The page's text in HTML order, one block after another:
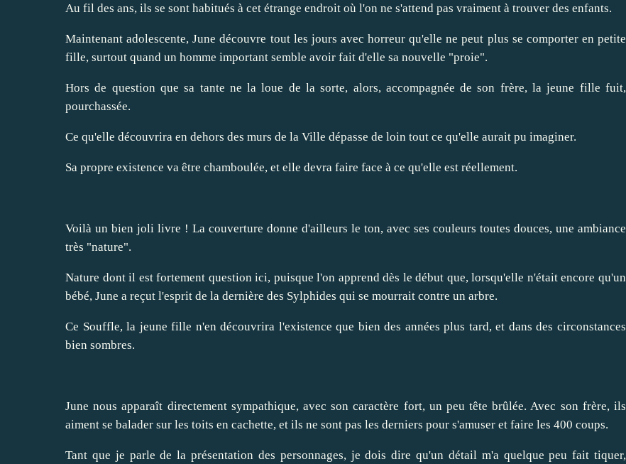
Au fil des ans, ils se sont habitués à cet étrange endroit où l'on ne s'attend pas vraiment à trouver des enfants.
Maintenant adolescente, June découvre tout les jours avec horreur qu'elle ne peut plus se comporter en petite
fille, surtout quand un homme important semble avoir fait d'elle sa nouvelle "proie".
Hors de question que sa tante ne la loue de la sorte, alors, accompagnée de son frère, la jeune fille fuit,
pourchassée.
Ce qu'elle découvrira en dehors des murs de la Ville dépasse de loin tout ce qu'elle aurait pu imaginer.
Sa propre existence va être chamboulée, et elle devra faire face à ce qu'elle est réellement.
Voilà un bien joli livre ! La couverture donne d'ailleurs le ton, avec ses couleurs toutes douces, une ambiance
très "nature".
Nature dont il est fortement question ici, puisque l'on apprend dès le début que, lorsqu'elle n'était encore qu'un
bébé, June a reçut l'esprit de la dernière des Sylphides qui se mourrait contre un arbre.
Ce Souffle, la jeune fille n'en découvrira l'existence que bien des années plus tard, et dans des circonstances
bien sombres.
June nous apparaît directement sympathique, avec son caractère fort, un peu tête brûlée. Avec son frère, ils
aiment se balader sur les toits en cachette, et ils ne sont pas les derniers pour s'amuser et faire les 400 coups.
Tant que je parle de la présentation des personnages, je dois dire qu'un détail m'a quelque peu fait tiquer,